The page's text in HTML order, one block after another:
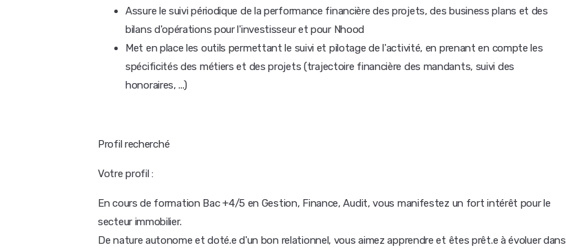
Assure le suivi périodique de la performance financière des projets, des business plans et des
bilans d'opérations pour l'investisseur et pour Nhood
Met en place les outils permettant le suivi et pilotage de l'activité, en prenant en compte les
spécificités des métiers et des projets (trajectoire financière des mandants, suivi des
honoraires, ...)
Profil recherché
Votre profil :
En cours de formation Bac +4/5 en Gestion, Finance, Audit, vous manifestez un fort intérêt pour le
secteur immobilier.
De nature autonome et doté.e d'un bon relationnel, vous aimez apprendre et êtes prêt.e à évoluer dans